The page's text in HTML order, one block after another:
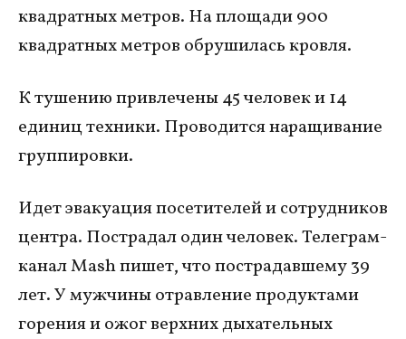
квадратных метров. На площади 900
квадратных метров обрушилась кровля.
К тушению привлечены 45 человек и 14
единиц техники. Проводится наращивание
группировки.
Идет эвакуация посетителей и сотрудников
центра. Пострадал один человек. Телеграм-
канал Mash пишет, что пострадавшему 39
лет. У мужчины отравление продуктами
горения и ожог верхних дыхательных